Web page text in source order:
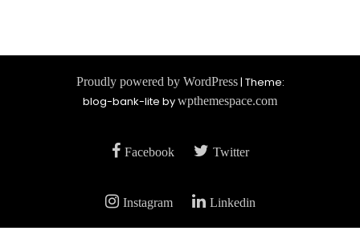
Proudly powered by WordPress | Theme:
blog-bank-lite bywpthemespace.com
Facebook Twitter
Instagram Linkedin